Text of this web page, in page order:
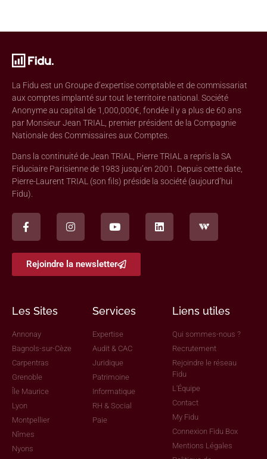
La Fidu est un Groupe d’expertise comptable et de commissariat
aux comptes implanté sur tout le territoire national. Société
Anonyme au capital de 1,000,000€, fondée il y a plus de 60 ans
par Monsieur Jean TRIAL, premier président de la Compagnie
Nationale des Commissaires aux Comptes.
Dans la continuité de Jean TRIAL, Pierre TRIAL a repris la SA
Fiduciaire Parisienne de 1983 jusqu’en 2001. Depuis cette date,
Pierre-Laurent TRIAL (son fils) préside la société (aujourd’hui
Fidu).
Rejoindre la newsletter
Les Sites
Annonay
Bagnols-sur-Cèze
Carpentras
Grenoble
Île Maurice
Lyon
Montpellier
Nîmes
Nyons
Services
Expertise
Audit & CAC
Juridique
Patrimoine
Informatique
RH & Social
Paie
Liens utiles
Qui sommes-nous ?
Recrutement
Rejoindre le réseau
Fidu
L'Équipe
Contact
My Fidu
Connexion Fidu Box
Mentions Légales